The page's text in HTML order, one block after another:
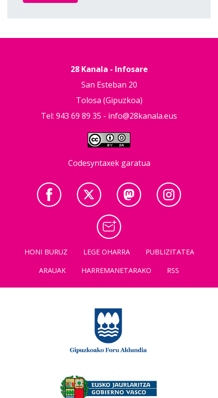
28 Kanala - Infosare
San Esteban 20
Tolosa (Gipuzkoa)
Tel: 943 69 89 35 - info@28kanala.eus
Codesyntaxek garatua
HONI BURUZ LEGE OHARRA
PUBLIZITATEA
ARAUAK
HARREMANETARAKO RSS